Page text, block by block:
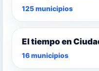
125 municipios
El tiempo en
16 municipios